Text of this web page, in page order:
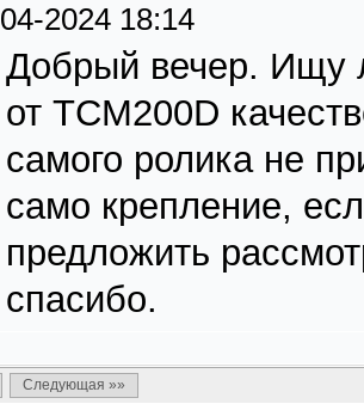
04-2024 18:14
Добрый вечер. Ищу
от TCM200D
самого ролика не
само крепление,
предложить
спасибо.
Следующая »»